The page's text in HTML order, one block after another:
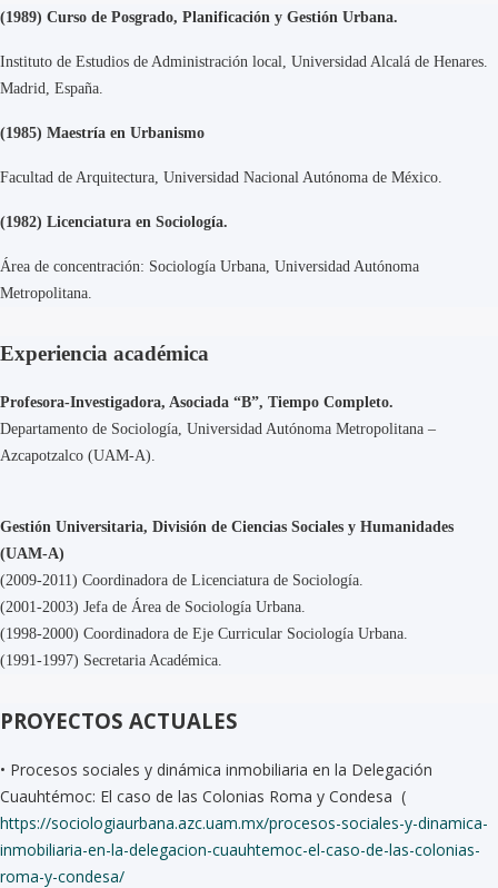
(1989) Curso de Posgrado, Planificación y Gestión Urbana.
Instituto de Estudios de Administración local, Universidad Alcalá de Henares.
Madrid, España.
(1985) Maestría en Urbanismo
Facultad de Arquitectura, Universidad Nacional Autónoma de México.
(1982) Licenciatura en Sociología.
Área de concentración: Sociología Urbana, Universidad Autónoma
Metropolitana.
Experiencia académica
Profesora-Investigadora, Asociada “B”, Tiempo Completo.
Departamento de Sociología, Universidad Autónoma Metropolitana –
Azcapotzalco (UAM-A).
Gestión Universitaria, División de Ciencias Sociales y Humanidades
(UAM-A)
(2009-2011) Coordinadora de Licenciatura de Sociología.
(2001-2003) Jefa de Área de Sociología Urbana.
(1998-2000) Coordinadora de Eje Curricular Sociología Urbana.
(1991-1997) Secretaria Académica.
PROYECTOS ACTUALES
• Procesos sociales y dinámica inmobiliaria en la Delegación
Cuauhtémoc: El caso de las Colonias Roma y Condesa (
https://sociologiaurbana.azc.uam.mx/procesos-sociales-y-dinamica-
inmobiliaria-en-la-delegacion-cuauhtemoc-el-caso-de-las-colonias-
roma-y-condesa/